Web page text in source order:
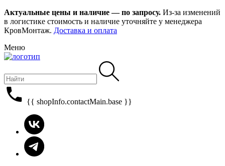
Актуальные цены и наличие — по запросу. Из-за изменений
в логистике стоимость и наличие уточняйте у менеджера
КровМонтаж. Доставка и оплата
Меню
{{ shopInfo.contactMain.base }}